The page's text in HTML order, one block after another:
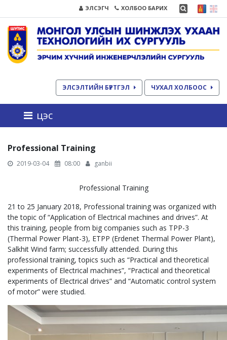
ЭЛСЭГЧ ХОЛБОО БАРИХ
ЭЛСЭЛТИЙН БҮРТГЭЛ ЧУХАЛ ХОЛБООС
цэс
Professional Training
2019-03-04 08:00 ganbii
Professional Training
21 to 25 January 2018, Professional training was organized with
the topic of “Application of Electrical machines and drives”. At
this training, people from big companies such as TPP-3
(Thermal Power Plant-3), ETPP (Erdenet Thermal Power Plant),
Salkhit Wind farm; successfully attended. During this
professional training, topics such as “Practical and theoretical
experiments of Electrical machines”, “Practical and theoretical
experiments of Electrical drives” and “Automatic control system
of motor” were studied.